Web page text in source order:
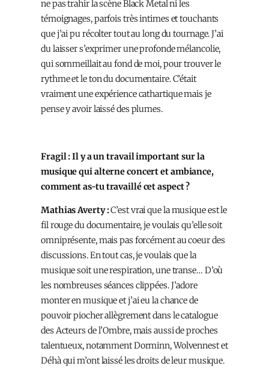
ne pas trahir la scène Black Metal ni les
témoignages, parfois très intimes et touchants
que j’ai pu récolter tout au long du tournage. J’ai
du laisser s’exprimer une profonde mélancolie,
qui sommeillait au fond de moi, pour trouver le
rythme et le ton du documentaire. C’était
vraiment une expérience cathartique mais je
pense y avoir laissé des plumes.
Fragil : Il y a un travail important sur la
musique qui alterne concert et ambiance,
comment as-tu travaillé cet aspect ?
Mathias Averty :C’est vrai que la musique est le
fil rouge du documentaire, je voulais qu’elle soit
omniprésente, mais pas forcément au coeur des
discussions. En tout cas, je voulais que la
musique soit une respiration, une transe… D’où
les nombreuses séances clippées. J’adore
monter en musique et j’ai eu la chance de
pouvoir piocher allègrement dans le catalogue
des Acteurs de l’Ombre, mais aussi de proches
talentueux, notamment Dorminn, Wolvennest et
Déhà qui m’ont laissé les droits de leur musique.